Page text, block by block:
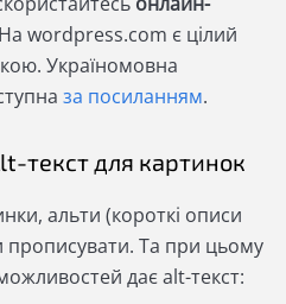
wordpress.com є цілий
Україномовна
за посиланням.
текст для картинок
альти (короткі описи
прописувати. Та при цьому
дає alt-текст: